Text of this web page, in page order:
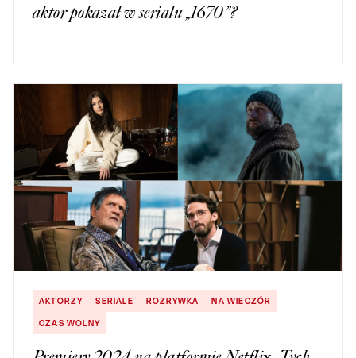
aktor pokazał w serialu „1670”?
AKTORZY SERIALE ROZRYWKA
NA WIECZÓR
CZAS WOLNY